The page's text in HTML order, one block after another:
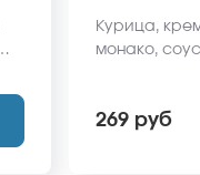
Курица,
монако,
Они не
вид блюда
269 руб